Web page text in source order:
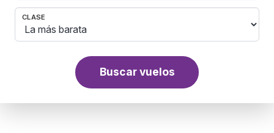
CLASE
Buscar vuelos